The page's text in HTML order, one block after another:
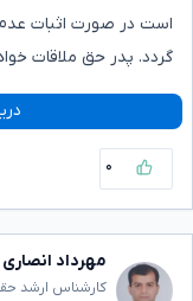
است در صورت اثبات
گردد. پدر حق ملاقات
۰
مهرداد انصاری
کارشناس ارشد